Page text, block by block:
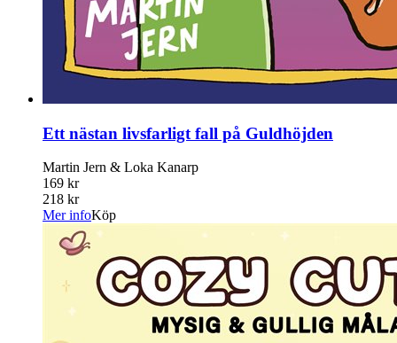
Ett nästan livsfarligt fall på Guldhöjden
Martin Jern & Loka Kanarp
169 kr
218 kr
Mer infoKöp